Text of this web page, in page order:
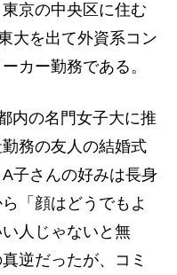
京の中央区に住む
大を出て外資系コン
カー勤務である。
内の名門女子大に推
務の友人の結婚式
子さんの好みは長身
「顔はどうでもよ
人じゃないと無
逆だったが、コミ